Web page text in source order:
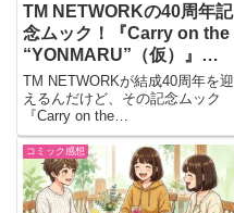
TM NETWORKの40周年記
念ムック！『Carry on the
“YONMARU”（仮）』が
ついに発売！
TM NETWORKが結成40周年を迎
えるんだけど、その記念ムック
『Carry on the
“YONMARU”（仮）』が2025年5
月19日に発売されるよ！これ、
2025年に行われた
「YONMARU+01」ツアーを含む
全40本の公演がまと...
コミック感想